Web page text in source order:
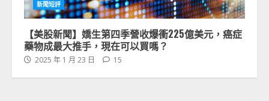
新聞短評
【美股新聞】嬌生第四季營收爆衝225億美元，癌症
藥物成最大推手，現在可以買嗎？
2025 年 1 月 23 日 15